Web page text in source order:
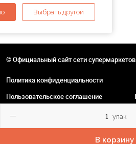
упак
В корзину
Выбрать другой
© Официальный сайт сети
Политика конфиденциальности
Пользовательское соглашение